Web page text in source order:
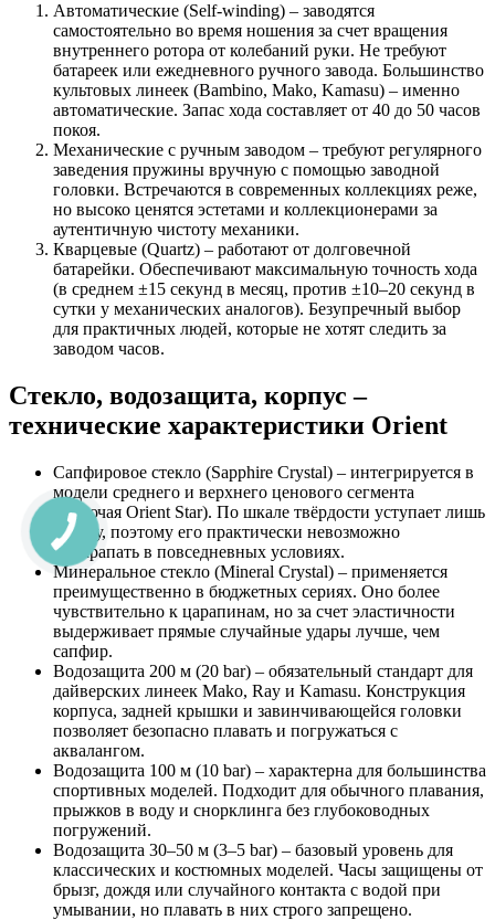
Автоматические (Self-winding) – заводятся
самостоятельно во время ношения за счет вращения
внутреннего ротора от колебаний руки. Не требуют
батареек или ежедневного ручного завода. Большинство
культовых линеек (Bambino, Mako, Kamasu) – именно
автоматические. Запас хода составляет от 40 до 50 часов
покоя.
Механические с ручным заводом – требуют регулярного
заведения пружины вручную с помощью заводной
головки. Встречаются в современных коллекциях реже,
но высоко ценятся эстетами и коллекционерами за
аутентичную чистоту механики.
Кварцевые (Quartz) – работают от долговечной
батарейки. Обеспечивают максимальную точность хода
(в среднем ±15 секунд в месяц, против ±10–20 секунд в
сутки у механических аналогов). Безупречный выбор
для практичных людей, которые не хотят следить за
заводом часов.
Стекло, водозащита, корпус –
технические характеристики Orient
Сапфировое стекло (Sapphire Crystal) – интегрируется в
модели среднего и верхнего ценового сегмента
(включая Orient Star). По шкале твёрдости уступает лишь
алмазу, поэтому его практически невозможно
поцарапать в повседневных условиях.
Минеральное стекло (Mineral Crystal) – применяется
преимущественно в бюджетных сериях. Оно более
чувствительно к царапинам, но за счет эластичности
выдерживает прямые случайные удары лучше, чем
сапфир.
Водозащита 200 м (20 bar) – обязательный стандарт для
дайверских линеек Mako, Ray и Kamasu. Конструкция
корпуса, задней крышки и завинчивающейся головки
позволяет безопасно плавать и погружаться с
аквалангом.
Водозащита 100 м (10 bar) – характерна для большинства
спортивных моделей. Подходит для обычного плавания,
прыжков в воду и снорклинга без глубоководных
погружений.
Водозащита 30–50 м (3–5 bar) – базовый уровень для
классических и костюмных моделей. Часы защищены от
брызг, дождя или случайного контакта с водой при
умывании, но плавать в них строго запрещено.